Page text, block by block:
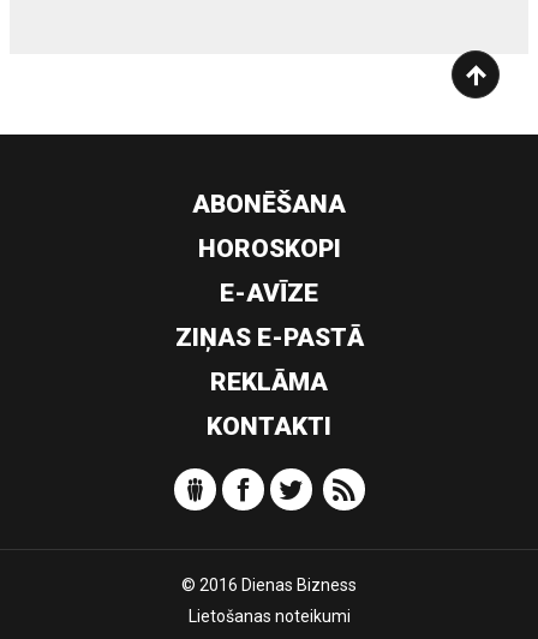
ABONĒŠANA
HOROSKOPI
E-AVĪZE
ZIŅAS E-PASTĀ
REKLĀMA
KONTAKTI
© 2016 Dienas Bizness
Lietošanas noteikumi